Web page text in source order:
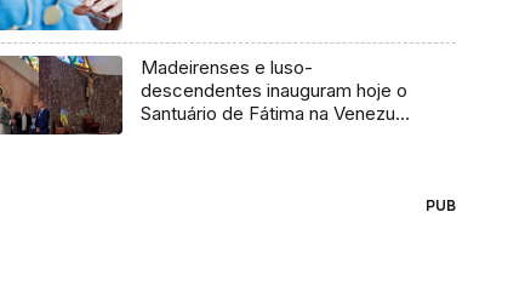
Madeirenses e luso-
descendentes inauguram hoje o
Santuário de Fátima na Venezuela
PUB